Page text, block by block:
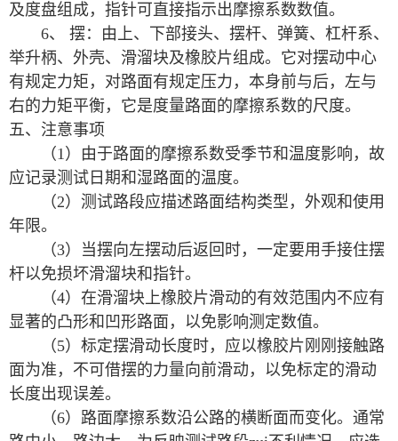
及度盘组成，指针可直接指示出摩擦系数数值。
6、 摆：由上、下部接头、摆杆、弹簧、杠杆系、
举升柄、外壳、滑溜块及橡胶片组成。它对摆动中心
有规定力矩，对路面有规定压力，本身前与后，左与
右的力矩平衡，它是度量路面的摩擦系数的尺度。
五、注意事项
（1）由于路面的摩擦系数受季节和温度影响，故
应记录测试日期和湿路面的温度。
（2）测试路段应描述路面结构类型，外观和使用
年限。
（3）当摆向左摆动后返回时，一定要用手接住摆
杆以免损坏滑溜块和指针。
（4）在滑溜块上橡胶片滑动的有效范围内不应有
显著的凸形和凹形路面，以免影响测定数值。
（5）标定摆滑动长度时，应以橡胶片刚刚接触路
面为准，不可借摆的力量向前滑动，以免标定的滑动
长度出现误差。
（6）路面摩擦系数沿公路的横断面而变化。通常